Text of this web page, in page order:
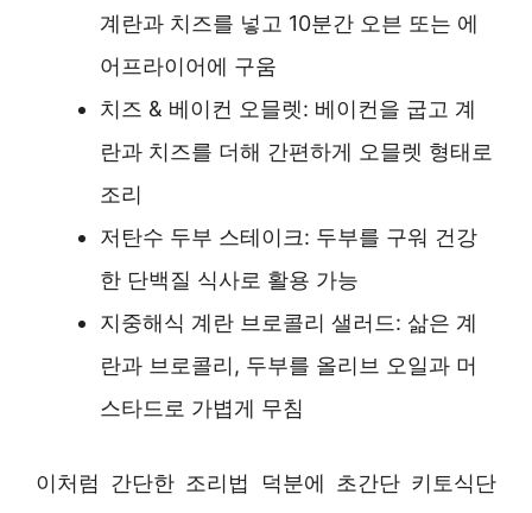
계란과 치즈를 넣고 10분간 오븐 또는 에
어프라이어에 구움
치즈 & 베이컨 오믈렛: 베이컨을 굽고 계
란과 치즈를 더해 간편하게 오믈렛 형태로
조리
저탄수 두부 스테이크: 두부를 구워 건강
한 단백질 식사로 활용 가능
지중해식 계란 브로콜리 샐러드: 삶은 계
란과 브로콜리, 두부를 올리브 오일과 머
스타드로 가볍게 무침
이처럼 간단한 조리법 덕분에 초간단 키토식단